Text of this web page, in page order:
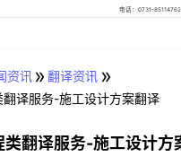
电话：0731-85114762
资讯» 翻译资讯 »
翻译服务-施工设计方案翻译
类翻译服务-施工设计方